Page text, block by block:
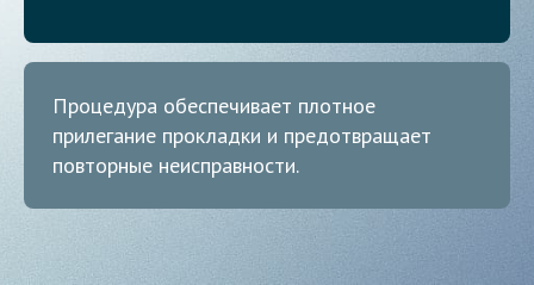
Процедура обеспечивает плотное
прилегание прокладки и предотвращает
повторные неисправности.